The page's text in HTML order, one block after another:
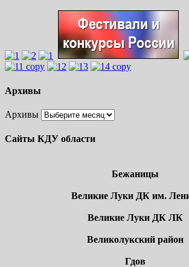
Архивы
Архивы
Сайты КДУ области
Бежаницы
Великие Луки ДК им.
Великие Луки ДК ЛК
Великолукский район
Гдов